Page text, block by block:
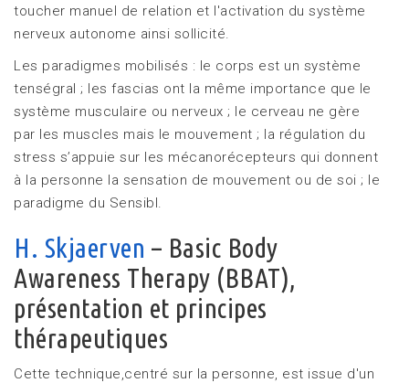
toucher manuel de relation et l'activation du système
nerveux autonome ainsi sollicité.
Les paradigmes mobilisés : le corps est un système
tenségral ; les fascias ont la même importance que le
système musculaire ou nerveux ; le cerveau ne gère
par les muscles mais le mouvement ; la régulation du
stress s’appuie sur les mécanorécepteurs qui donnent
à la personne la sensation de mouvement ou de soi ; le
paradigme du Sensibl.
H. Skjaerven – Basic Body
Awareness Therapy (BBAT),
présentation et principes
thérapeutiques
Cette technique,centré sur la personne, est issue d'un